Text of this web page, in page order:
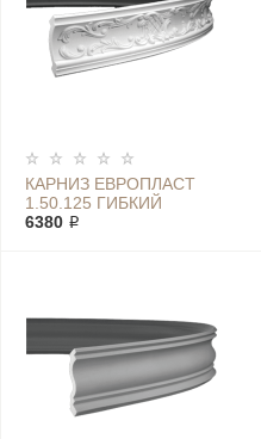
КАРНИЗ ЕВРОПЛАСТ
1.50.125 ГИБКИЙ
6380 ₽